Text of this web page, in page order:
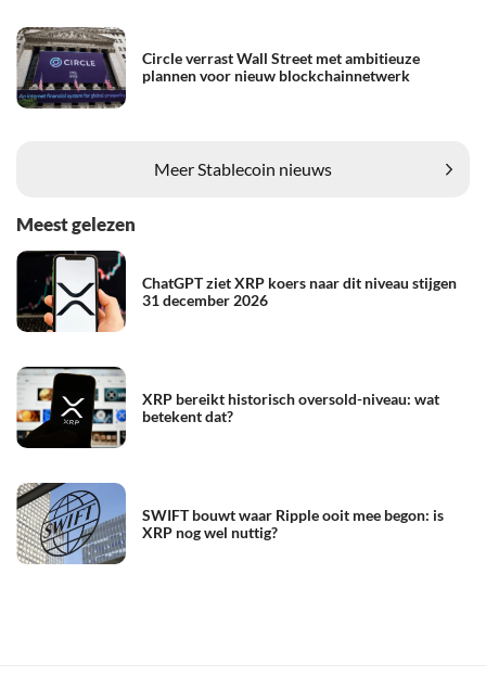
Circle verrast Wall Street met ambitieuze
plannen voor nieuw blockchainnetwerk
Meer Stablecoin nieuws
Meest gelezen
ChatGPT ziet XRP koers naar dit niveau stijgen
31 december 2026
XRP bereikt historisch oversold-niveau: wat
betekent dat?
SWIFT bouwt waar Ripple ooit mee begon: is
XRP nog wel nuttig?